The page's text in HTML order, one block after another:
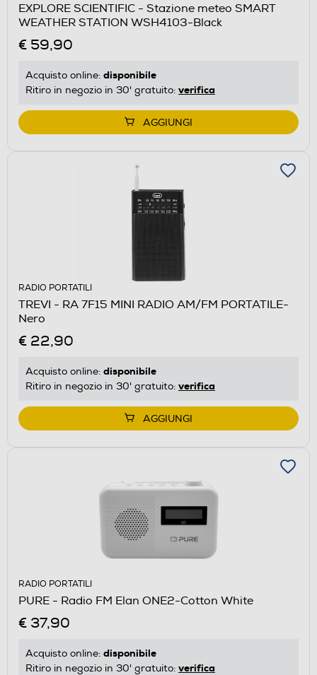
EXPLORE SCIENTIFIC - Stazione meteo SMART
WEATHER STATION WSH4103-Black
€ 59,90
Acquisto online: disponibile
Ritiro in negozio in 30' gratuito: verifica
AGGIUNGI
RADIO PORTATILI
TREVI - RA 7F15 MINI RADIO AM/FM PORTATILE-
Nero
€ 22,90
Acquisto online: disponibile
Ritiro in negozio in 30' gratuito: verifica
AGGIUNGI
RADIO PORTATILI
PURE - Radio FM Elan ONE2-Cotton White
€ 37,90
Acquisto online: disponibile
Ritiro in negozio in 30' gratuito: verifica